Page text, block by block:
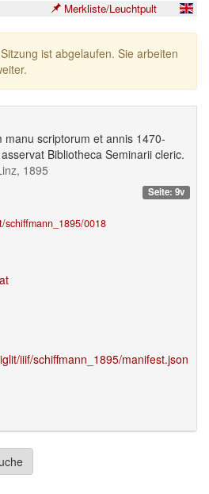
Merkliste/Leuchtpult
ist abgelaufen. Sie arbeiten
manu scriptorum et annis 1470-
Bibliotheca Seminarii cleric.
1895
Seite: 9v
0018
iiif/schiffmann_1895/manifest.json